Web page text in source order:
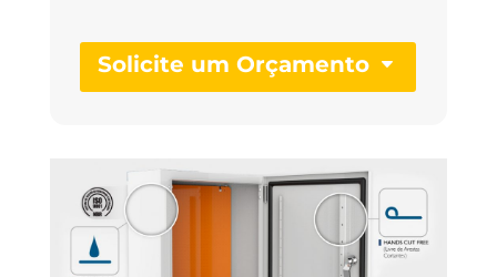
Solicite um Orçamento